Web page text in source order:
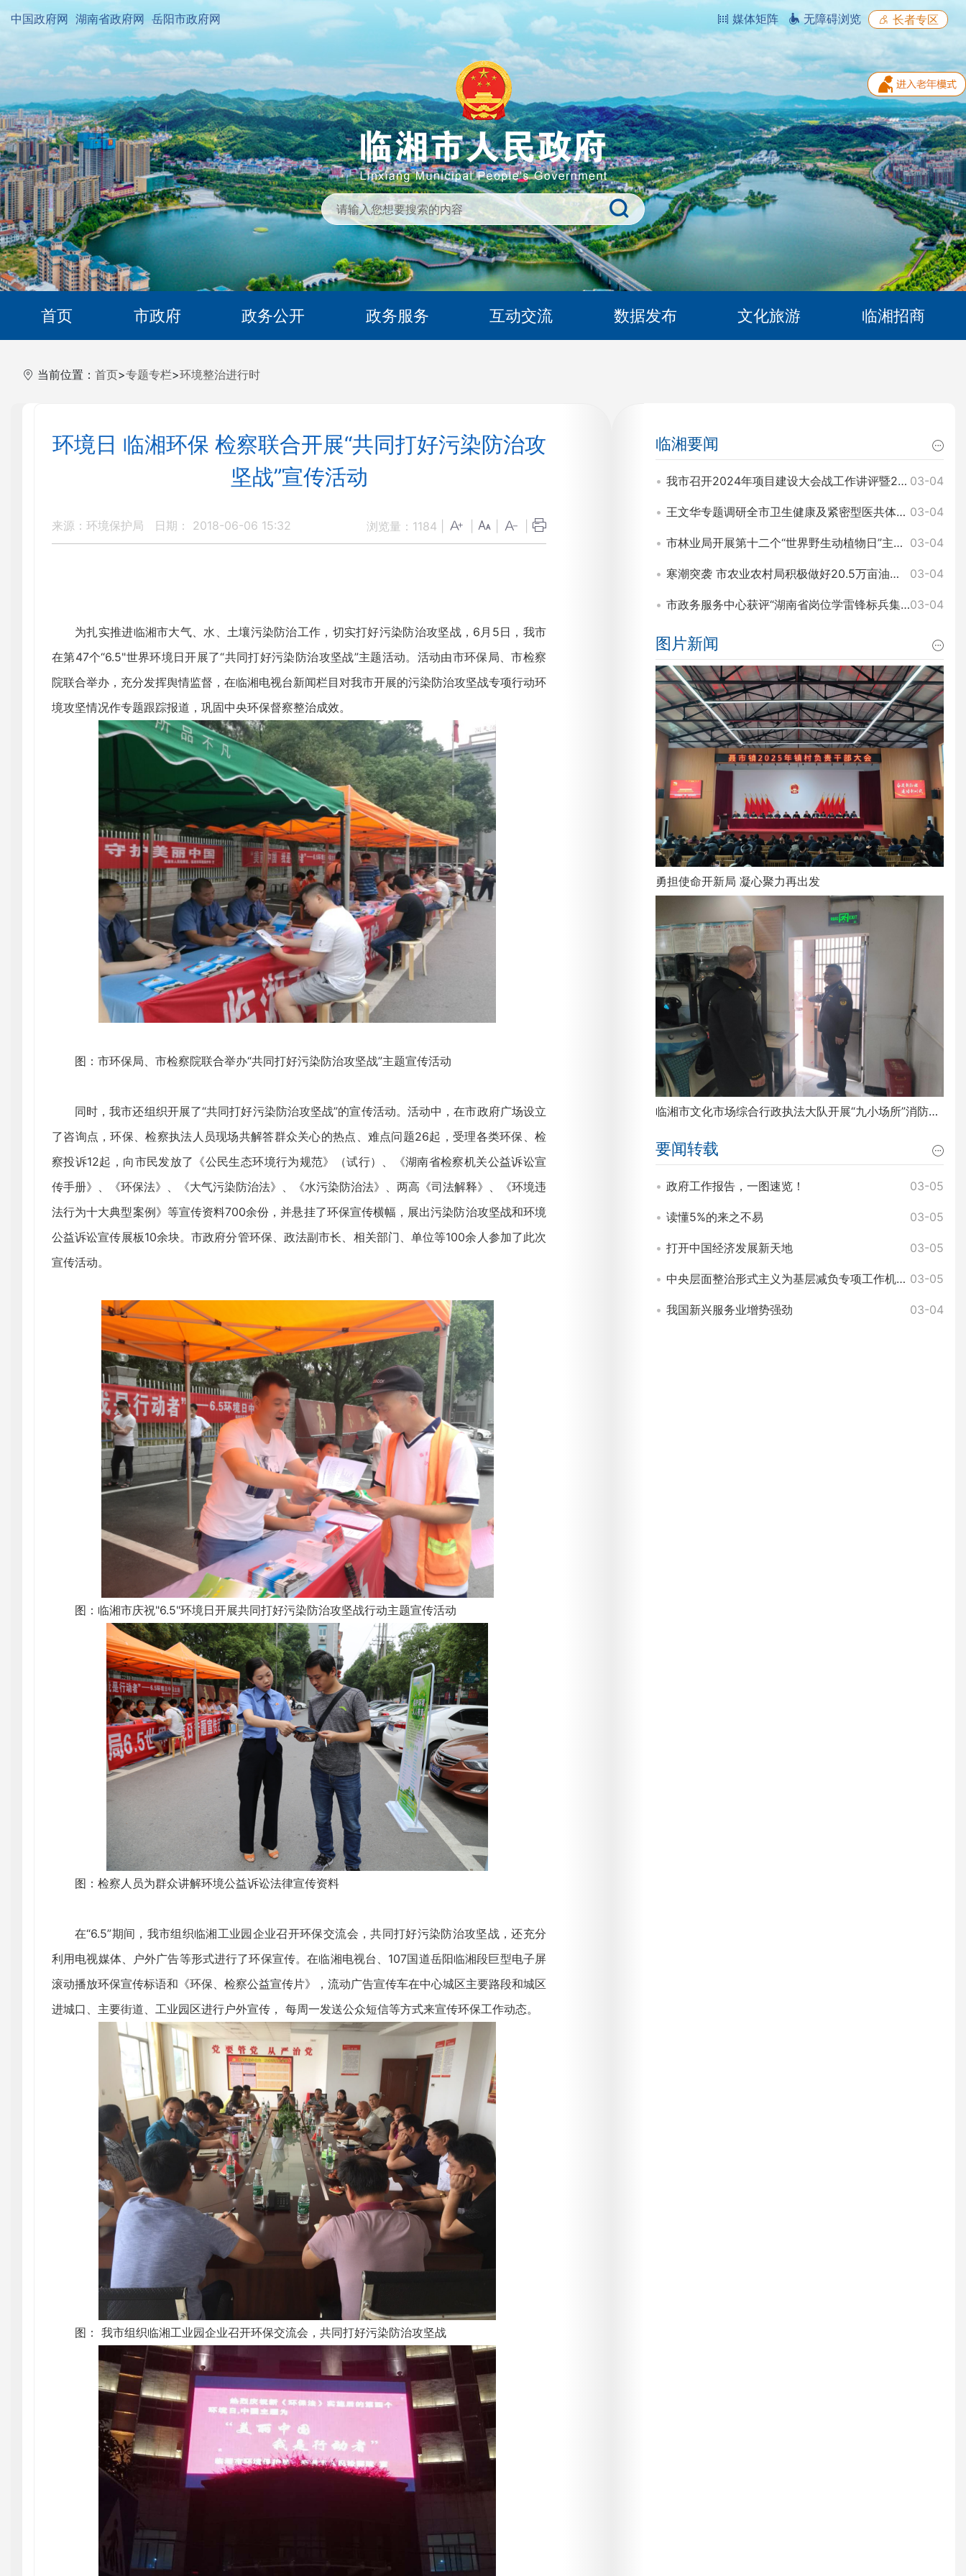
中国政府网 湖南省政府网 岳阳市政府网 媒体矩阵 无障碍浏览 长者专区
首页 市政府 政务公开 政务服务 互动交流 数据发布 文化旅游 临湘招商
当前位置： 首页>专题专栏>环境整治进行时
环境日 临湘环保 检察联合开展“共同打好污染防治攻
坚战”宣传活动
来源：环境保护局 日期： 2018-06-06 15:32 浏览量： 1184
为扎实推进临湘市大气、水、土壤污染防治工作，切实打好污染防治攻坚战，6月5日，我市
在第47个“6.5"世界环境日开展了“共同打好污染防治攻坚战”主题活动。活动由市环保局、市检察
院联合举办，充分发挥舆情监督，在临湘电视台新闻栏目对我市开展的污染防治攻坚战专项行动环
境攻坚情况作专题跟踪报道，巩固中央环保督察整治成效。
图：市环保局、市检察院联合举办“共同打好污染防治攻坚战”主题宣传活动
同时，我市还组织开展了“共同打好污染防治攻坚战”的宣传活动。活动中，在市政府广场设立
了咨询点，环保、检察执法人员现场共解答群众关心的热点、难点问题26起，受理各类环保、检
察投诉12起，向市民发放了《公民生态环境行为规范》（试行）、《湖南省检察机关公益诉讼宣
传手册》、《环保法》、《大气污染防治法》、《水污染防治法》、两高《司法解释》、《环境违
法行为十大典型案例》等宣传资料700余份，并悬挂了环保宣传横幅，展出污染防治攻坚战和环境
公益诉讼宣传展板10余块。市政府分管环保、政法副市长、相关部门、单位等100余人参加了此次
宣传活动。
图：临湘市庆祝"6.5"环境日开展共同打好污染防治攻坚战行动主题宣传活动
图：检察人员为群众讲解环境公益诉讼法律宣传资料
在“6.5”期间，我市组织临湘工业园企业召开环保交流会，共同打好污染防治攻坚战，还充分
利用电视媒体、户外广告等形式进行了环保宣传。在临湘电视台、107国道岳阳临湘段巨型电子屏
滚动播放环保宣传标语和《环保、检察公益宣传片》，流动广告宣传车在中心城区主要路段和城区
进城口、主要街道、工业园区进行户外宣传， 每周一发送公众短信等方式来宣传环保工作动态。
图： 我市组织临湘工业园企业召开环保交流会，共同打好污染防治攻坚战
临湘要闻
我市召开2024年项目建设大会战工作讲评暨2025年园区项目建设大会战工作动员会 王文华 刘琦出席 03-04
王文华专题调研全市卫生健康及紧密型医共体建设工作 刘琦参加 03-04
市林业局开展第十二个“世界野生动植物日”主题宣传活动 03-04
寒潮突袭 市农业农村局积极做好20.5万亩油菜田间管理和防寒工作 03-04
市政务服务中心获评“湖南省岗位学雷锋标兵集体”称号03-04
图片新闻
勇担使命开新局 凝心聚力再出发
临湘市文化市场综合行政执法大队开展“九小场所”消防安全排查整治工作
要闻转载
政府工作报告，一图速览！ 03-05
读懂5%的来之不易 03-05
打开中国经济发展新天地 03-05
中央层面整治形式主义为基层减负专项工作机制办公室 中央纪委办公厅公开通报3起整治形式主义为基层减负典型问题 03-05
我国新兴服务业增势强劲 03-04